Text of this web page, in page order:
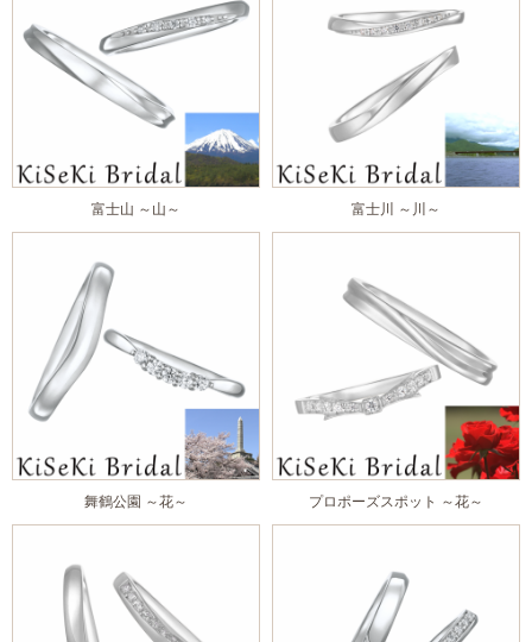
富士山 ～山～ 富士川 ～川～
舞鶴公園 ～花～ プロポーズスポット ～花～